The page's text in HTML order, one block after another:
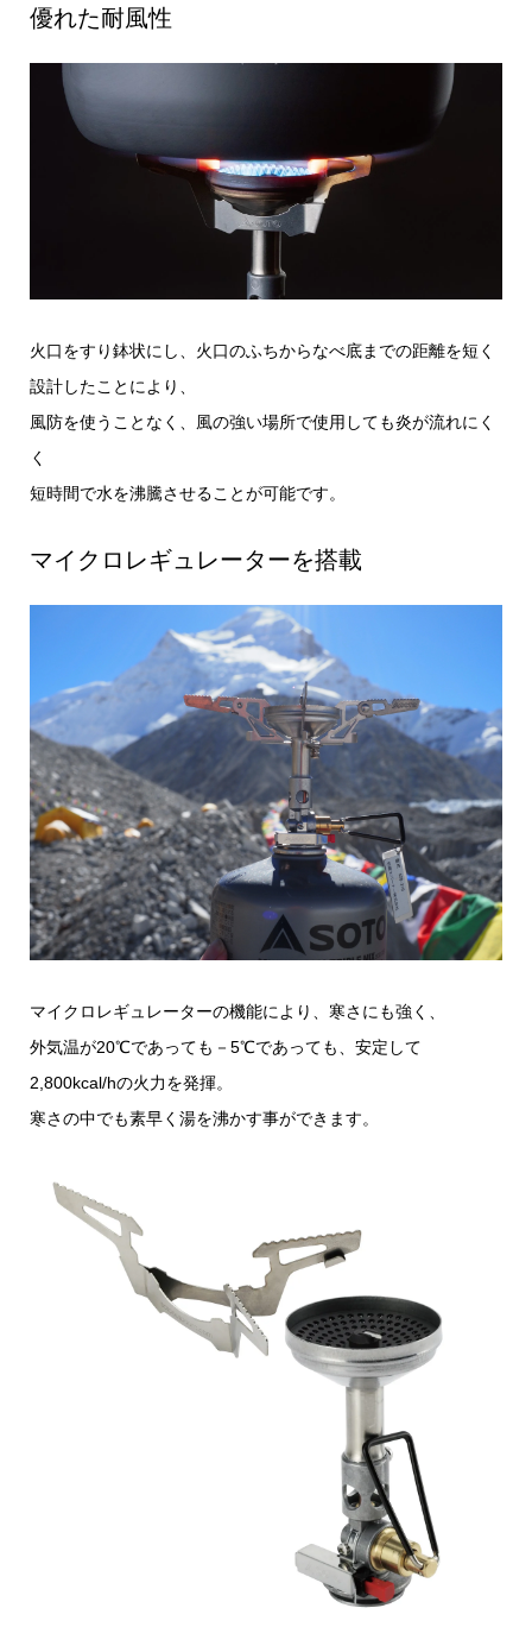
優れた耐風性
火口をすり鉢状にし、火口のふちからなべ底までの距離を短く
設計したことにより、
風防を使うことなく、風の強い場所で使用しても炎が流れにく
く
短時間で水を沸騰させることが可能です。
マイクロレギュレーターを搭載
マイクロレギュレーターの機能により、寒さにも強く、
外気温が20℃であっても－5℃であっても、安定して
2,800kcal/hの火力を発揮。
寒さの中でも素早く湯を沸かす事ができます。